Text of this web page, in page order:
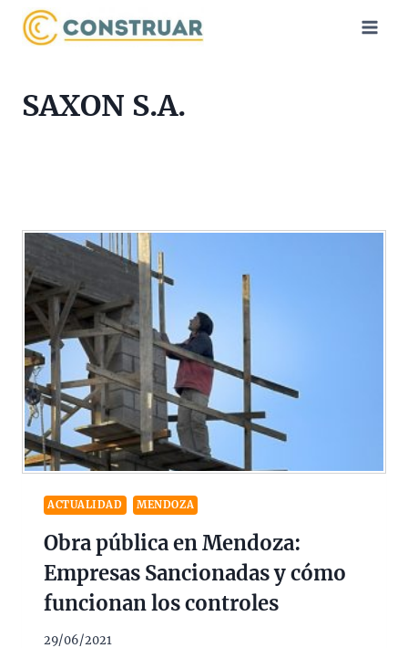
Saltar
SAXON S.A.
ACTUALIDAD MENDOZA
Obra pública en Mendoza:
Empresas Sancionadas y cómo
funcionan los controles
29/06/2021